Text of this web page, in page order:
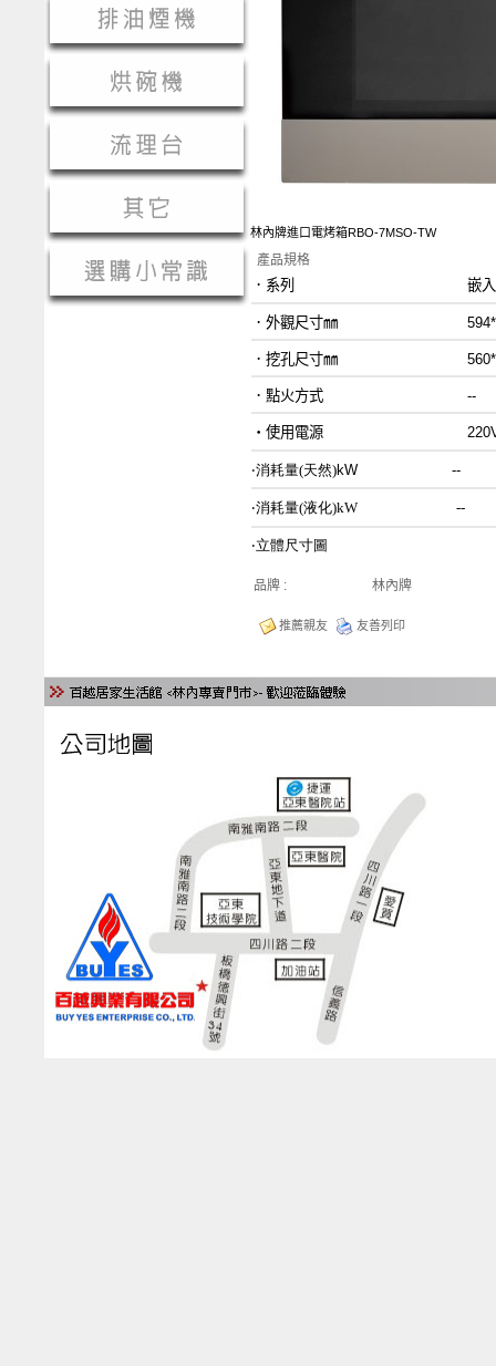
林內牌進口電烤箱RBO-7MSO-TW
產品規格
．系列 嵌入式
．外觀尺寸㎜
．挖孔尺寸㎜
．點火方式 --
‧ 使用電源 220V/
‧消耗量(天然)kW --
‧消耗量(液化)kW --
‧立體尺寸圖
品牌 : 林內牌
推薦親友 友善列印